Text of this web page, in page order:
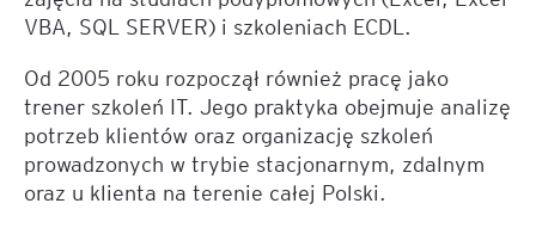
VBA, SQL SERVER) i szkoleniach ECDL.
Od 2005 roku rozpoczął również pracę jako
trener szkoleń IT. Jego praktyka obejmuje analizę
potrzeb klientów oraz organizację szkoleń
prowadzonych w trybie stacjonarnym, zdalnym
oraz u klienta na terenie całej Polski.